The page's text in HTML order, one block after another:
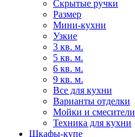
Скрытые ручки
Размер
Мини-кухни
Узкие
3 кв. м.
5 кв. м.
6 кв. м.
9 кв. м.
Все для кухни
Варианты отделки
Мойки и смесители
Техника для кухни
Шкафы-купе